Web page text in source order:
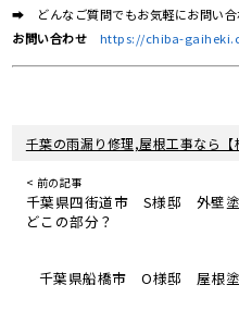
➡ どんなご質問でもお気軽にお問い合
お問い合わせ
https://chiba-
千葉の雨漏り修理,屋根工事なら【
< 前の記事
千葉県四街道市 S様邸 外壁
どこの部分？
千葉県船橋市 O様邸 屋根